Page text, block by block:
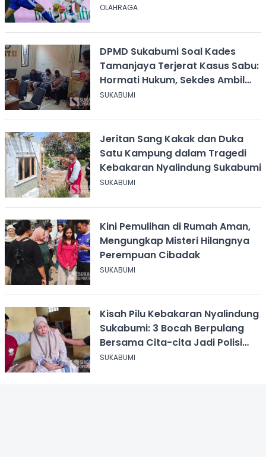
OLAHRAGA
DPMD Sukabumi Soal Kades
Tamanjaya Terjerat Kasus Sabu:
Hormati Hukum, Sekdes Ambil
Alih Pelayanan
SUKABUMI
Jeritan Sang Kakak dan Duka
Satu Kampung dalam Tragedi
Kebakaran Nyalindung Sukabumi
SUKABUMI
Kini Pemulihan di Rumah Aman,
Mengungkap Misteri Hilangnya
Perempuan Cibadak
SUKABUMI
Kisah Pilu Kebakaran Nyalindung
Sukabumi: 3 Bocah Berpulang
Bersama Cita-cita Jadi Polisi
dan Guru
SUKABUMI